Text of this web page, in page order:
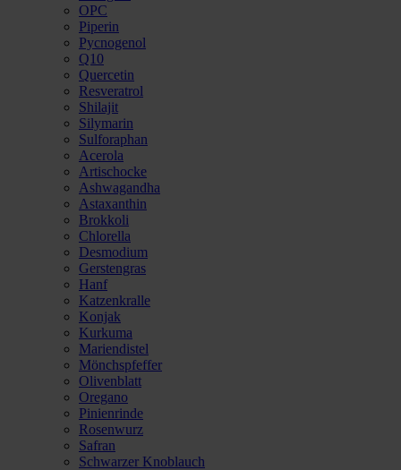
OPC
Piperin
Pycnogenol
Q10
Quercetin
Resveratrol
Shilajit
Silymarin
Sulforaphan
Acerola
Artischocke
Ashwagandha
Astaxanthin
Brokkoli
Chlorella
Desmodium
Gerstengras
Hanf
Katzenkralle
Konjak
Kurkuma
Mariendistel
Mönchspfeffer
Olivenblatt
Oregano
Pinienrinde
Rosenwurz
Safran
Schwarzer Knoblauch